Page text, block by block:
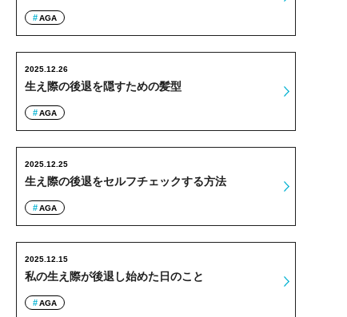
AGA
生え際の後退を隠すための髪型
2025.12.26
AGA
生え際の後退をセルフチェックする方法
2025.12.25
AGA
私の生え際が後退し始めた日のこと
2025.12.15
AGA